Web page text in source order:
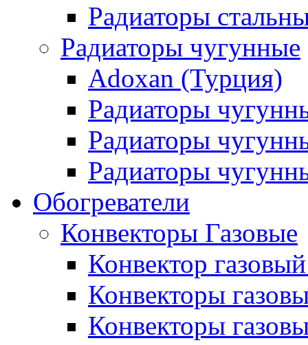
Радиаторы
Радиаторы чугунные
Adoxan (Турция)
Радиаторы
Радиаторы
Радиаторы
Обогреватели
Конвекторы Газовые
Конвектор
Конвекторы
Конвекторы